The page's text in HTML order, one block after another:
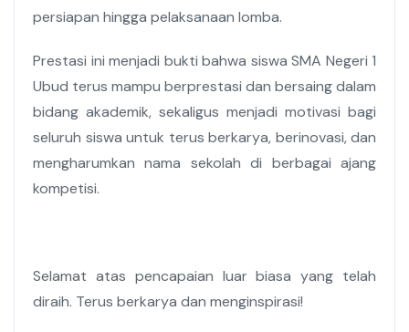
persiapan hingga pelaksanaan lomba.
Prestasi ini menjadi bukti bahwa siswa SMA Negeri 1
Ubud terus mampu berprestasi dan bersaing dalam
bidang akademik, sekaligus menjadi motivasi bagi
seluruh siswa untuk terus berkarya, berinovasi, dan
mengharumkan nama sekolah di berbagai ajang
kompetisi.
Selamat atas pencapaian luar biasa yang telah
diraih. Terus berkarya dan menginspirasi!